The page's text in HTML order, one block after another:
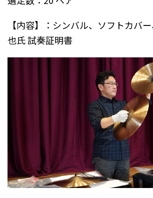
【内容】：シンバル、ソフトカバ
也氏 試奏証明書